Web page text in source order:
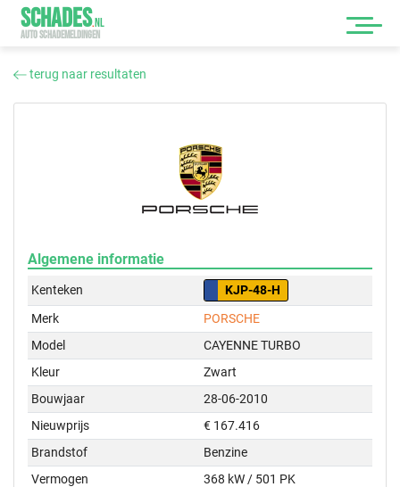
SCHADES.NL
AUTO SCHADEMELDINGEN
terug naar resultaten
Algemene informatie
Kenteken
KJP-48-H
Merk
PORSCHE
Model
CAYENNE TURBO
Kleur
Zwart
Bouwjaar
28-06-2010
Nieuwprijs
€ 167.416
Brandstof
Benzine
Vermogen
368 kW / 501 PK